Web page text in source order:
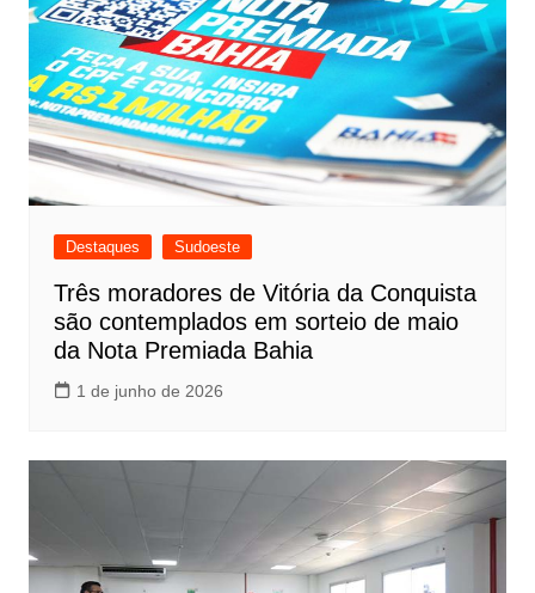
Destaques Sudoeste
Três moradores de Vitória da Conquista
são contemplados em sorteio de maio
da Nota Premiada Bahia
1 de junho de 2026